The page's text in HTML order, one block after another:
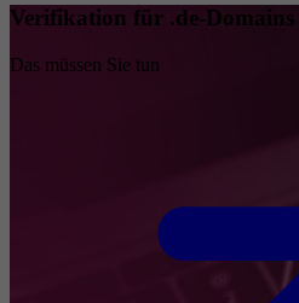
Verifikation für .de-Domains
Das müssen Sie tun